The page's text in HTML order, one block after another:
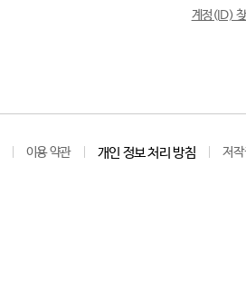
계정(ID)
이용 약관 개인 정보 처리 방침 저